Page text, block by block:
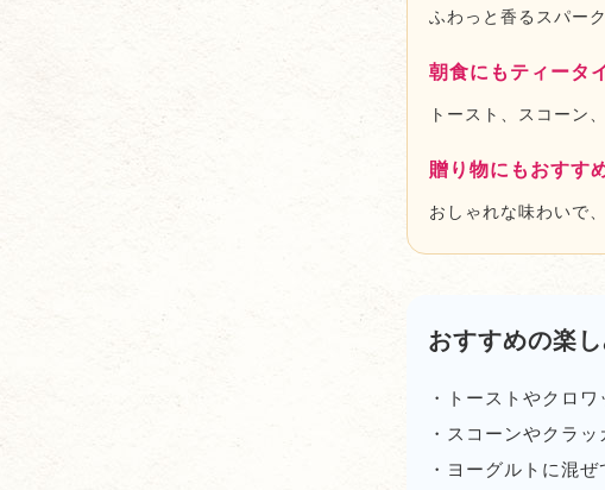
ふわっと香るスパー
朝食にもティータ
トースト、スコーン
贈り物にもおすす
おしゃれな味わいで
おすすめの楽
・トーストやクロ
・スコーンやクラ
・ヨーグルトに混